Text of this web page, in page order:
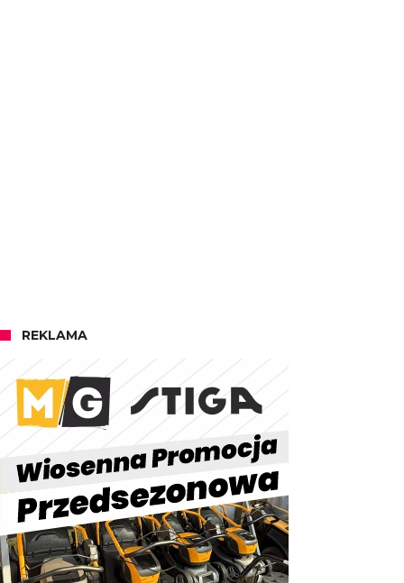
REKLAMA